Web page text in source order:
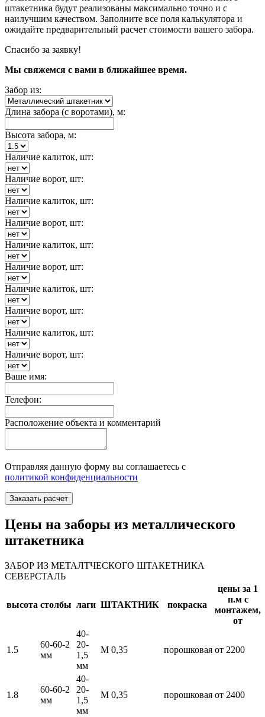
штакетника будут реализованы максимально точно и с
наилучшим качеством. Заполните все поля калькулятора и
ожидайте предварительный расчет стоимости вашего забора.
Спасибо за заявку!
Мы свяжемся с вами в ближайшее время.
Забор из:
Длина забора (с воротами), м:
Высота забора, м:
Наличие калиток, шт:
Наличие ворот, шт:
Наличие калиток, шт:
Наличие ворот, шт:
Наличие калиток, шт:
Наличие ворот, шт:
Наличие калиток, шт:
Наличие ворот, шт:
Наличие калиток, шт:
Наличие ворот, шт:
Ваше имя:
Телефон:
Расположение объекта и комментарий
Отправляя данную форму вы соглашаетесь с
политикой конфиденциальности
Заказать расчет
Цены на заборы из металлического
штакетника
ЗАБОР ИЗ МЕТАЛТЧЕСКОГО ШТАКЕТНИКА
СЕВЕРСТАЛЬ
высота столбы лаги ШТАКТНИК покраска
цены за 1
п.м с
монтажем,
от
1.5
60-60-2
мм
40-
20-
1,5
мм
М 0,35 порошковая от 2200
1.8
60-60-2
мм
40-
20-
1,5
мм
М 0,35 порошковая от 2400